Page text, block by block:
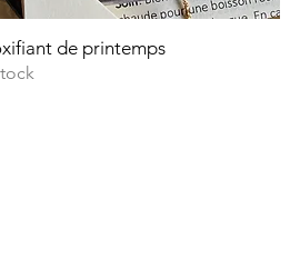
Aperçu rapide
de printemps